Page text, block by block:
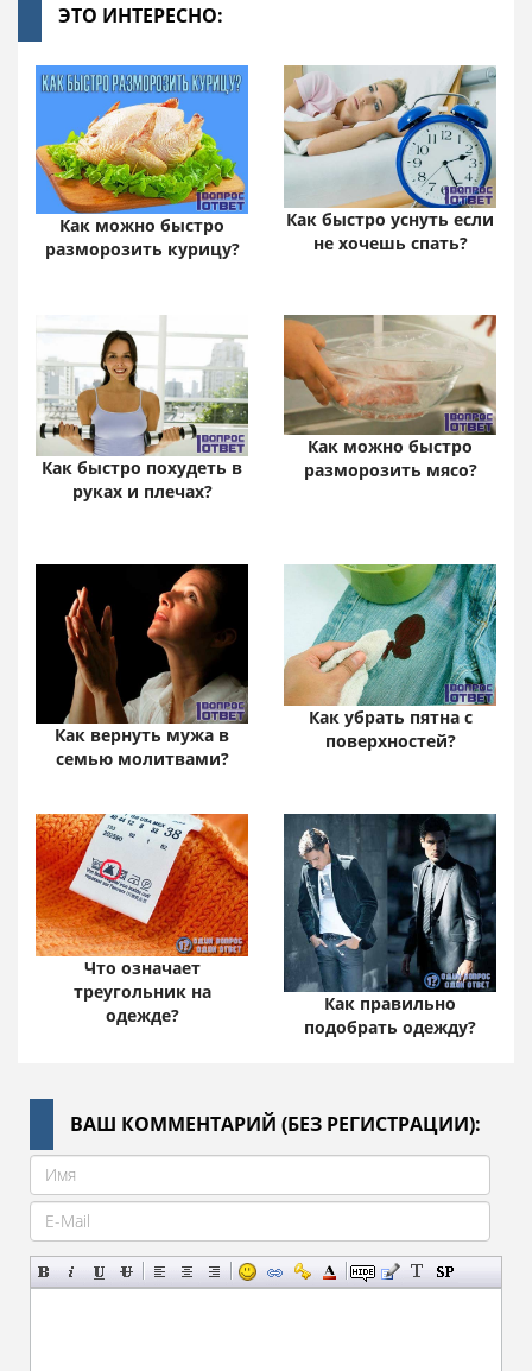
ЭТО ИНТЕРЕСНО:
Как можно быстро
разморозить курицу?
Как быстро уснуть если
не хочешь спать?
Как быстро похудеть в
руках и плечах?
Как можно быстро
разморозить мясо?
Как вернуть мужа в
семью молитвами?
Как убрать пятна с
поверхностей?
Что означает
треугольник на
одежде?
Как правильно
подобрать одежду?
ВАШ КОММЕНТАРИЙ (БЕЗ РЕГИСТРАЦИИ):